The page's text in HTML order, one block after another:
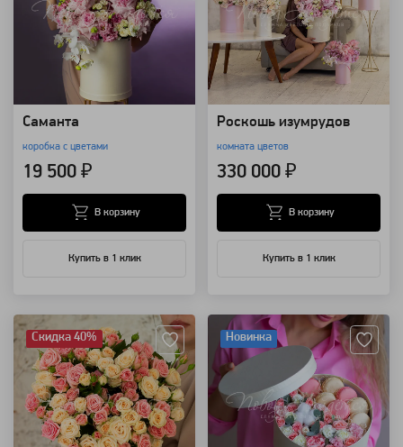
Саманта
коробка с цветами
19 500 ₽
Купить в 1 клик
В корзину
Роскошь изумрудов
комната цветов
330 000 ₽
Купить в 1 клик
В корзину
Скидка 40% Новинка